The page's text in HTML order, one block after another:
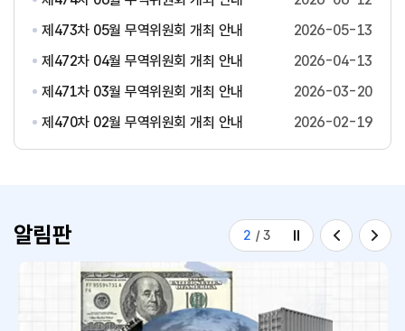
제473차 05월 무역위원회 개최 안내
2026-05-13
제472차 04월 무역위원회 개최 안내
2026-04-13
제471차 03월 무역위원회 개최 안내
2026-03-20
제470차 02월 무역위원회 개최 안내
2026-02-19
알림판 2 / 3